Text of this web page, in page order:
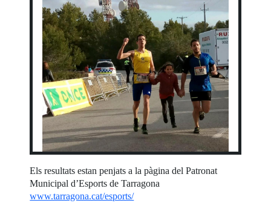
Els resultats estan penjats a la pàgina del Patronat
Municipal d’Esports de Tarragona
www.tarragona.cat/esports/